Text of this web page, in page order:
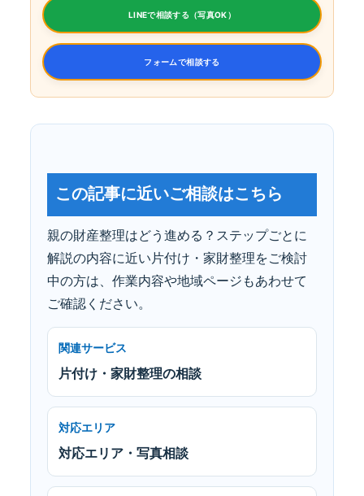
LINEで相談する（写真OK）
フォームで相談する
この記事に近いご相談はこちら
親の財産整理はどう進める？ステップごとに
解説の内容に近い片付け・家財整理をご検討
中の方は、作業内容や地域ページもあわせて
ご確認ください。
関連サービス
片付け・家財整理の相談
対応エリア
対応エリア・写真相談